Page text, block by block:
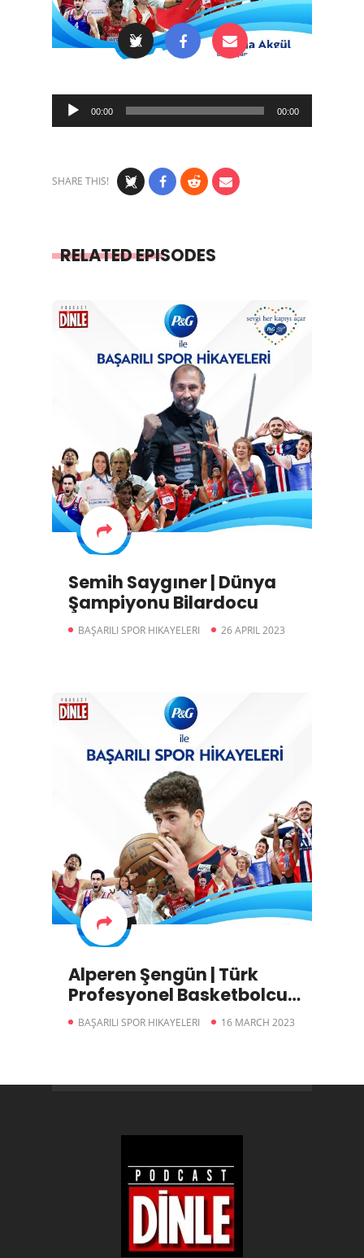
Audio
Player
00:00 00:00
SHARE THIS!
RELATED EPISODES
Semih Saygıner | Dünya
Şampiyonu Bilardocu
BAŞARILI SPOR HIKAYELERI 26 APRIL 2023
Alperen Şengün | Türk
Profesyonel Basketbolcu
(NBA)
BAŞARILI SPOR HIKAYELERI 16 MARCH 2023